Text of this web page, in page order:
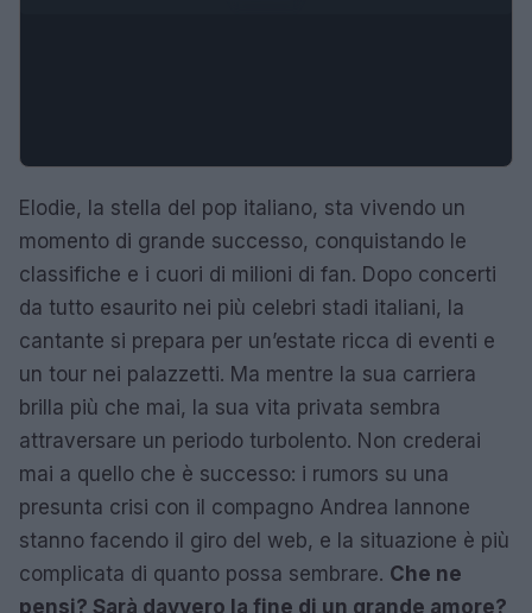
Elodie, la stella del pop italiano, sta vivendo un
momento di grande successo, conquistando le
classifiche e i cuori di milioni di fan. Dopo concerti
da tutto esaurito nei più celebri stadi italiani, la
cantante si prepara per un’estate ricca di eventi e
un tour nei palazzetti. Ma mentre la sua carriera
brilla più che mai, la sua vita privata sembra
attraversare un periodo turbolento. Non crederai
mai a quello che è successo: i rumors su una
presunta crisi con il compagno Andrea Iannone
stanno facendo il giro del web, e la situazione è più
complicata di quanto possa sembrare. Che ne
pensi? Sarà davvero la fine di un grande amore?